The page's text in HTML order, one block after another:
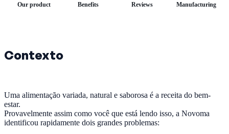
Our product Benefits Reviews Manufacturing
Contexto
Uma alimentação variada, natural e saborosa é a receita do bem-
estar.
Provavelmente assim como você que está lendo isso, a Novoma
identificou rapidamente dois grandes problemas: